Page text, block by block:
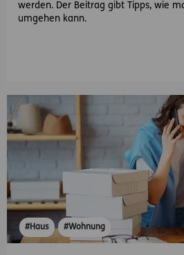
werden. Der Beitrag gibt Tipps, wie
umgehen kann.
#Haus #Wohnung